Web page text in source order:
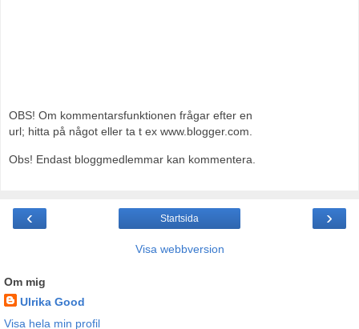
OBS! Om kommentarsfunktionen frågar efter en
url; hitta på något eller ta t ex www.blogger.com.
Obs! Endast bloggmedlemmar kan kommentera.
‹ ›
Startsida
Visa webbversion
Om mig
Ulrika Good
Visa hela min profil